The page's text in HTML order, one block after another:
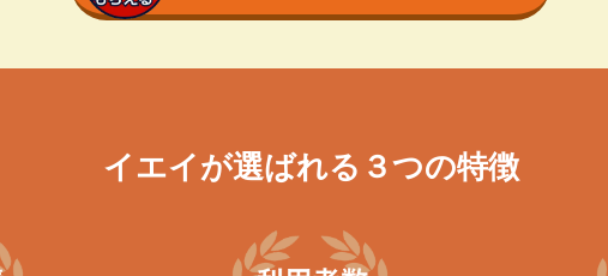
イエイが選ばれる３つの特徴